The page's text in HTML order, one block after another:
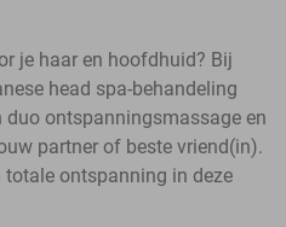
je haar en hoofdhuid? Bij
head spa-behandeling
duo ontspanningsmassage en
partner of beste vriend(in).
totale ontspanning in deze